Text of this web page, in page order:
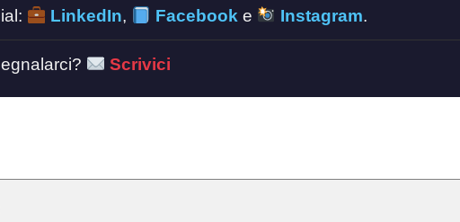
LinkedIn, Facebook e Instagram.
Scrivici